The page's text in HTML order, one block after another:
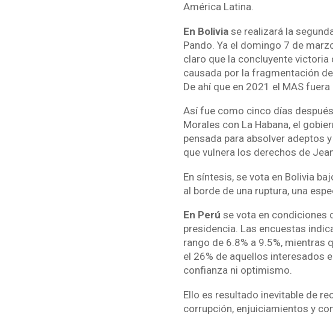
América Latina.
En Bolivia se realizará la
Pando. Ya el domingo 7 de
claro que la concluyente victoria
causada por la fragmentación
De ahí que en 2021 el MAS
Así fue como cinco días
Morales con La Habana, el
pensada para absolver adeptos
que vulnera los derechos de
En síntesis, se vota en Bolivia
al borde de una ruptura, una
En Perú se vota en condiciones
presidencia. Las encuestas
rango de 6.8% a 9.5%, mientras
el 26% de aquellos interesados
confianza ni optimismo.
Ello es resultado inevitable de
corrupción, enjuiciamientos y